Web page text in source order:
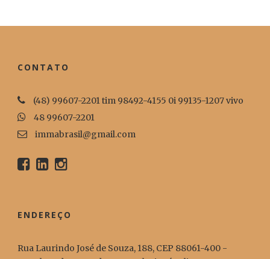
CONTATO
(48) 99607-2201 tim 98492-4155 0i 99135-1207 vivo
48 99607-2201
immabrasil@gmail.com
ENDEREÇO
Rua Laurindo José de Souza, 188, CEP 88061-400 -